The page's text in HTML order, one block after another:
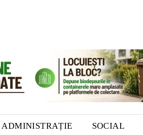
ADMINISTRAȚIE SOCIAL